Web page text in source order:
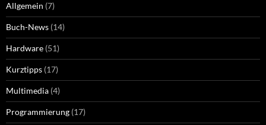
Allgemein (7)
Buch-News (14)
Hardware (51)
Kurztipps (17)
Multimedia (4)
Programmierung (17)